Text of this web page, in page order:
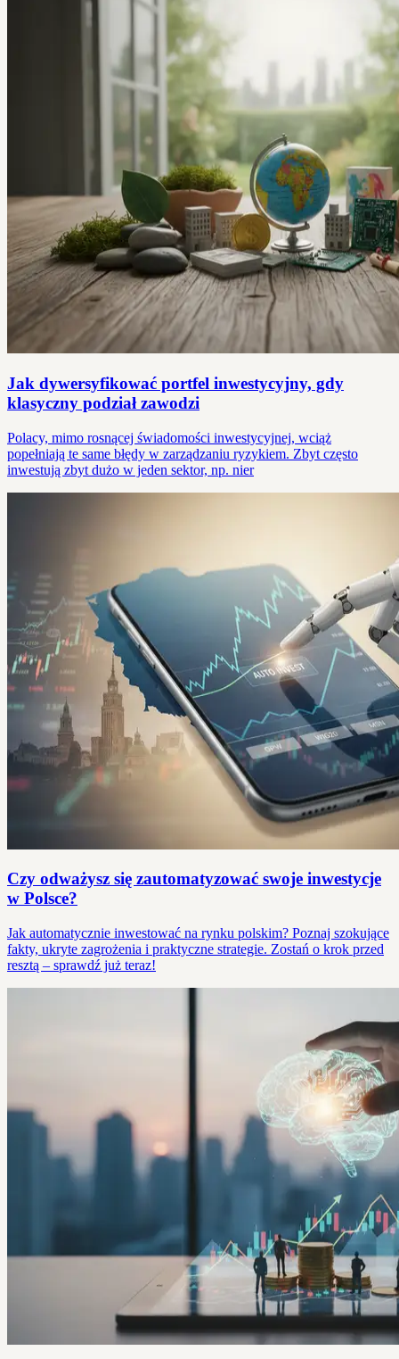
Jak dywersyfikować portfel inwestycyjny, gdy
klasyczny podział zawodzi
Polacy, mimo rosnącej świadomości inwestycyjnej, wciąż
popełniają te same błędy w zarządzaniu ryzykiem. Zbyt często
inwestują zbyt dużo w jeden sektor, np. nier
Czy odważysz się zautomatyzować swoje inwestycje
w Polsce?
Jak automatycznie inwestować na rynku polskim? Poznaj szokujące
fakty, ukryte zagrożenia i praktyczne strategie. Zostań o krok przed
resztą – sprawdź już teraz!